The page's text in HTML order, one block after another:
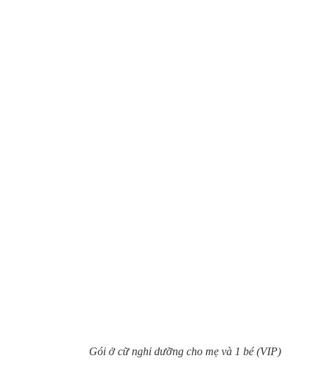
Gói ở cữ nghỉ dưỡng cho mẹ và 1 bé (VIP)